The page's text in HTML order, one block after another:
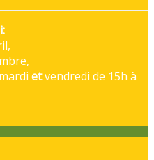
etvendredi de 15h à